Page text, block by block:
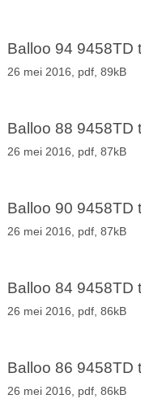
Balloo 94 9458TD
26 mei 2016, pdf, 89kB
Balloo 88 9458TD
26 mei 2016, pdf, 87kB
Balloo 90 9458TD
26 mei 2016, pdf, 87kB
Balloo 84 9458TD
26 mei 2016, pdf, 86kB
Balloo 86 9458TD
26 mei 2016, pdf, 86kB